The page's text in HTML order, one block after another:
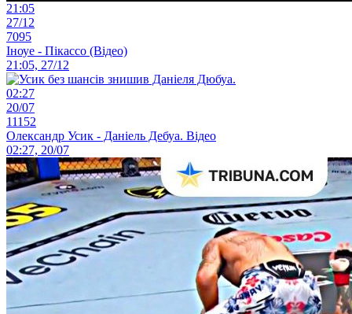
21:05
27/12
7095
Іноуе - Пікассо (Відео)
21:05, 27/12
02:27
20/07
11152
Олександр Усик - Даніель Дебуа. Відео
02:27, 20/07